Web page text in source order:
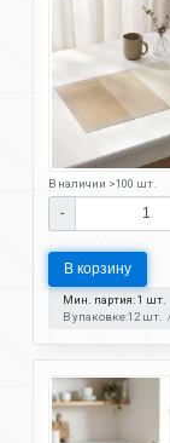
В наличии >100 шт.
-
В корзину
Мин. партия: 1 шт.
В упаковке:12 шт.